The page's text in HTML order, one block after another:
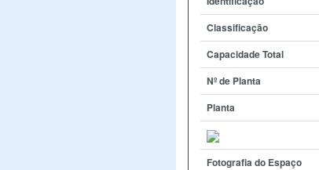
Classificação
Capacidade Total
Nº de Planta
Planta
Fotografia do Espaço